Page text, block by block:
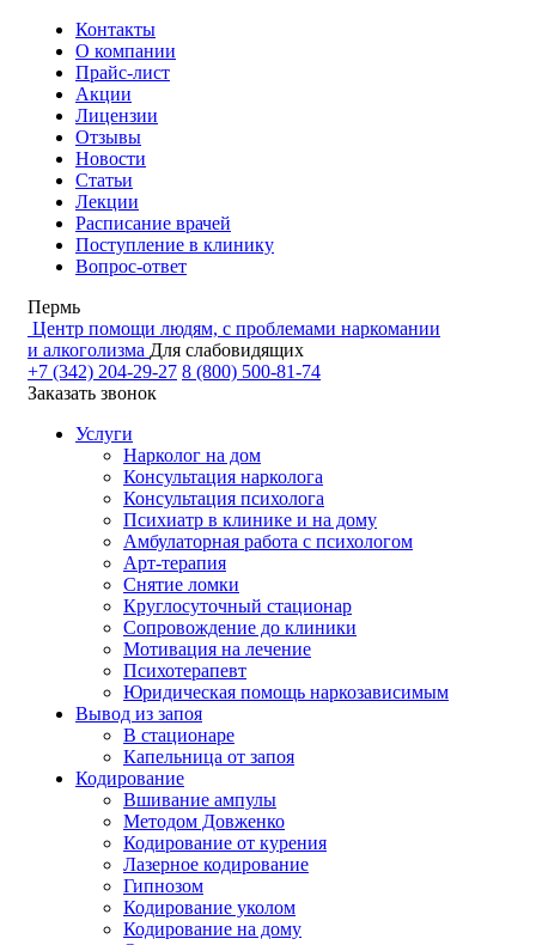
Контакты
О компании
Прайс-лист
Акции
Лицензии
Отзывы
Новости
Статьи
Лекции
Расписание врачей
Поступление в клинику
Вопрос-ответ
Пермь
Центр помощи людям, с проблемами наркомании
и алкоголизма Для слабовидящих
+7 (342) 204-29-27 8 (800) 500-81-74
Заказать звонок
Услуги
Нарколог на дом
Консультация нарколога
Консультация психолога
Психиатр в клинике и на дому
Амбулаторная работа с психологом
Арт-терапия
Снятие ломки
Круглосуточный стационар
Сопровождение до клиники
Мотивация на лечение
Психотерапевт
Юридическая помощь наркозависимым
Вывод из запоя
В стационаре
Капельница от запоя
Кодирование
Вшивание ампулы
Методом Довженко
Кодирование от курения
Лазерное кодирование
Гипнозом
Кодирование уколом
Кодирование на дому